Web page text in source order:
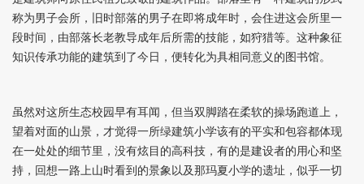
称为男子会所，旧时部落的男子在即将成年时，会住进这会所里一
段时间，由部落长老教导成年后所需的技能，如狩猎等。这种象征
知识传承功能的建筑到了今日，便转化为具相同意义的图书馆。
虽然对这所生态校园早有耳闻，但当双脚踏在柔软的操场跑道上，
望着对面的山景，才觉得一所绿建筑小学该有的平实和包容都体现
在一处处的细节里，没有炫目的高科技，有的是建设者的用心和坚
持，回想一路上山时看到的景象以及那玛夏小学的遗址，似乎一切